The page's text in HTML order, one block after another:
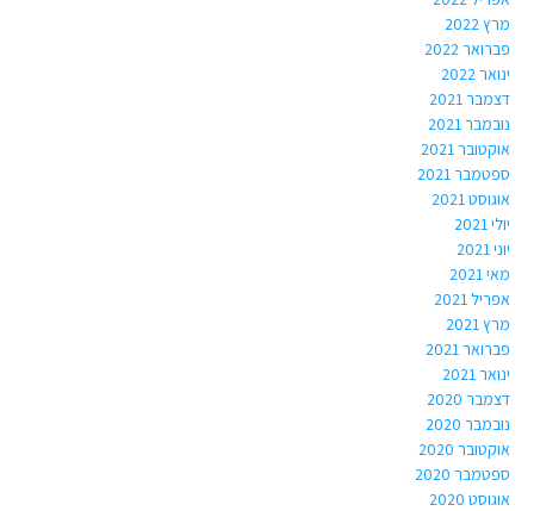
מרץ 2022
פברואר 2022
ינואר 2022
דצמבר 2021
נובמבר 2021
אוקטובר 2021
ספטמבר 2021
אוגוסט 2021
יולי 2021
יוני 2021
מאי 2021
אפריל 2021
מרץ 2021
פברואר 2021
ינואר 2021
דצמבר 2020
נובמבר 2020
אוקטובר 2020
ספטמבר 2020
אוגוסט 2020